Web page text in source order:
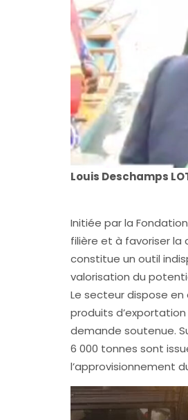
Louis Deschamps
Initiée par la
filière et à favoriser la
constitue un outil
valorisation du
Le secteur dispose
produits
demande soutenue.
6 000 tonnes sont
l’approvisionnement